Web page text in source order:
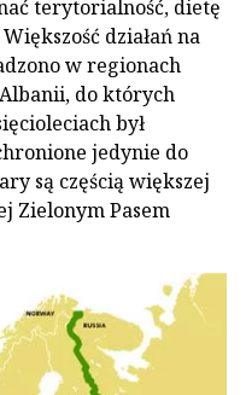
terytorialność, dietę
działań na
w regionach
do których
był
jedynie do
są częścią większej
Zielonym Pasem